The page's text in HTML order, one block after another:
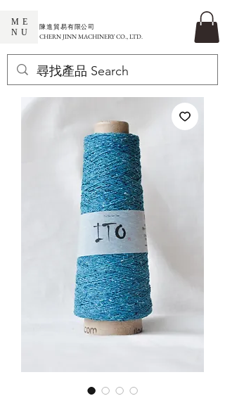
ME
NU
​陳進貿易有限公司
CHERN JINN MACHINERY CO., LTD.